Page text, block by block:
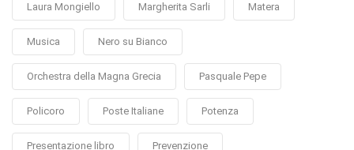
Laura Mongiello Margherita Sarli Matera
Musica Nero su Bianco
Orchestra della Magna Grecia Pasquale Pepe
Policoro Poste Italiane Potenza
Presentazione libro Prevenzione